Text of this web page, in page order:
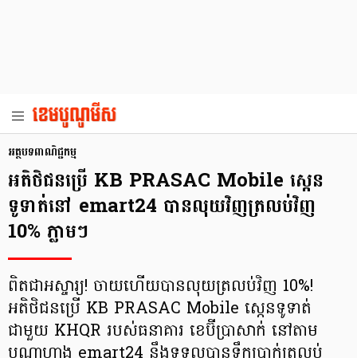
អត្ថបទពាណិជ្ជកម្ម
អតិថិជនប្រើ KB PRASAC Mobile ស្កេន
ទូទាត់នៅ emart24 បានលុយវិញត្រលប់វិញ
10% ភ្លាមៗ
ពិតជាអស្ចារ្យ! ចាយហើយបានលុយត្រលប់វិញ 10%!
អតិថិជនប្រើ KB PRASAC Mobile ស្កេនទូទាត់
ជាមួយ KHQR របស់ធនាគារ ខេប៊ីប្រាសាក់ នៅតាម